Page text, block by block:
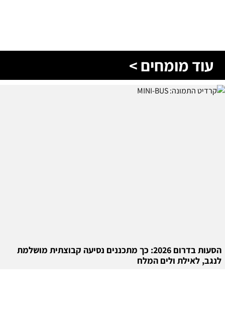
עוד מומחים >
הסעות בדרום 2026: כך מתכננים נסיעה קבוצתית מושלמת
לנגב, לאילת ולים המלח